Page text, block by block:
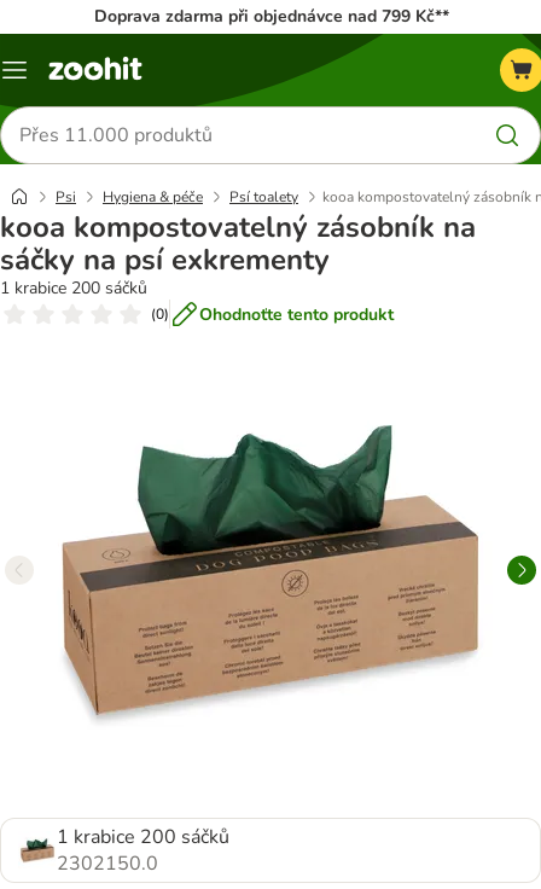
Doprava zdarma při objednávce nad 799 Kč**
Menu
Hledat
produkty
Psi Hygiena & péče Psí toalety kooa kompostovatelný zásobník
kooa kompostovatelný zásobník na
sáčky na psí exkrementy
1 krabice 200 sáčků
(0) Ohodnoťte tento produkt
1 krabice 200 sáčků
2302150.0